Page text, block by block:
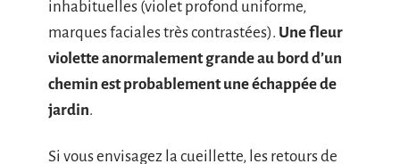
inhabituelles (violet profond uniforme,
marques faciales très contrastées). Une fleur
violette anormalement grande au bord d’un
chemin est probablement une échappée de
jardin.
Si vous envisagez la cueillette, les retours de